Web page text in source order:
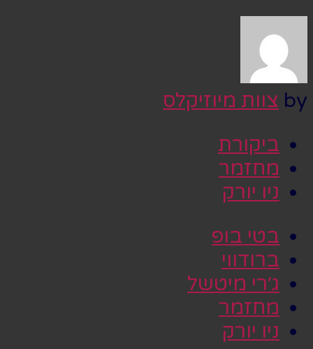
by צוות מיוזיקלס
ביקורת
מחזמר
ניו יורק
בטי בופ
ברודווי
ג׳רי מיטשל
מחזמר
ניו יורק